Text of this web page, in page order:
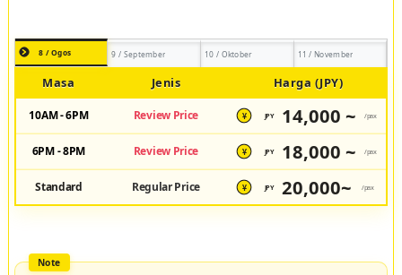
8 / Ogos 9 / September 10 / Oktober 11 / November
Masa Jenis Harga (JPY)
10AM - 6PM Review Price ¥ JPY 14,000 ~ /pax
6PM - 8PM Review Price ¥ JPY 18,000 ~ /pax
Standard Regular Price ¥ JPY 20,000~ /pax